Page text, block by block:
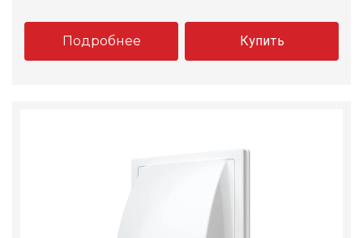
Подробнее Купить